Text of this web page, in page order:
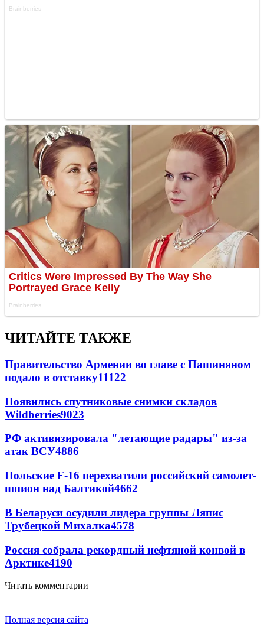
ЧИТАЙТЕ ТАКЖЕ
Правительство Армении во главе с Пашиняном
подало в отставку11122
Появились спутниковые снимки складов
Wildberries9023
РФ активизировала "летающие радары" из-за
атак ВСУ4886
Польские F-16 перехватили российский самолет-
шпион над Балтикой4662
В Беларуси осудили лидера группы Ляпис
Трубецкой Михалка4578
Россия собрала рекордный нефтяной конвой в
Арктике4190
Читать комментарии
Полная версия сайта